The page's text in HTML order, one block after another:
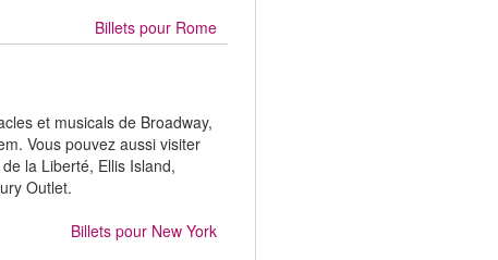
Billets pourRome
et musicals de Broadway,
Vous pouvez aussi visiter
la Liberté, Ellis Island,
Outlet.
Billets pourNew York